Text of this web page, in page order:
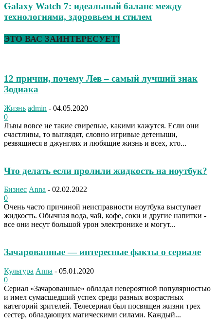
Galaxy Watch 7: идеальный баланс между
технологиями, здоровьем и стилем
ЭТО ВАС ЗАИНТЕРЕСУЕТ!
12 причин, почему Лев – самый лучший знак
Зодиака
Жизнь admin - 04.05.2020
0
Львы вовсе не такие свирепые, какими кажутся. Если они
счастливы, то выглядят, словно игривые детеныши,
резвящиеся в джунглях и любящие жизнь и всех, кто...
Что делать если пролили жидкость на ноутбук?
Бизнес Anna - 02.02.2022
0
Очень часто причиной неисправности ноутбука выступает
жидкость. Обычная вода, чай, кофе, соки и другие напитки -
все они несут большой урон электронике и могут...
Зачарованные — интересные факты о сериале
Культура Anna - 05.01.2020
0
Сериал «Зачарованные» обладал невероятной популярностью
и имел сумасшедший успех среди разных возрастных
категорий зрителей. Телесериал был посвящен жизни трех
сестер, обладающих магическими силами. Каждый...